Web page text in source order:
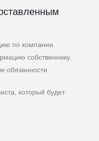
по компании.
собственнику.
обязанности.
который будет